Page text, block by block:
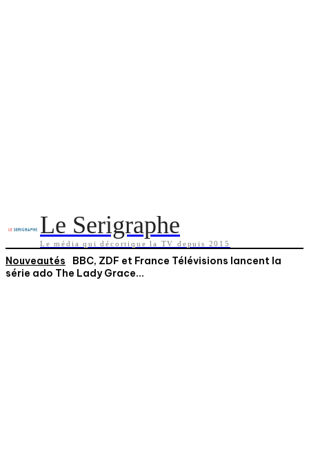
Le Serigraphe
Le média qui décortique la TV depuis 2015
Nouveautés
BBC, ZDF et France Télévisions lancent la
série ado The Lady Grace...